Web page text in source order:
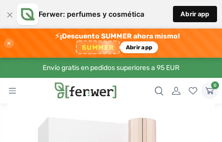
× Ferwer: perfumes y cosmética Abrir app
×
⚡¡Descuento SUMMER ahora mismo!
SUMMER Abrir app
Envío gratis en pedidos superiores a 95 EUR
0